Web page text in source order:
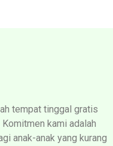
tempat tinggal gratis
kami adalah
anak-anak yang kurang